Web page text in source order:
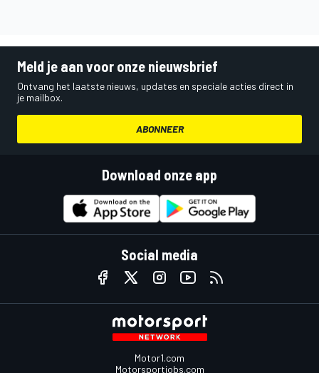
Meld je aan voor onze nieuwsbrief
Ontvang het laatste nieuws, updates en speciale acties direct in
je mailbox.
ABONNEER
Download onze app
Social media
Motor1.com
Motorsportjobs.com